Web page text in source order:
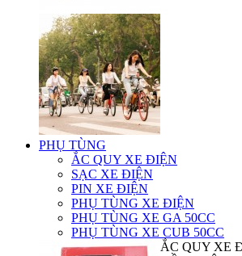
PHỤ TÙNG
ẮC QUY XE ĐIỆN
SẠC XE ĐIỆN
PIN XE ĐIỆN
PHỤ TÙNG XE ĐIỆN
PHỤ TÙNG XE GA 50CC
PHỤ TÙNG XE CUB 50CC
ẮC QUY XE